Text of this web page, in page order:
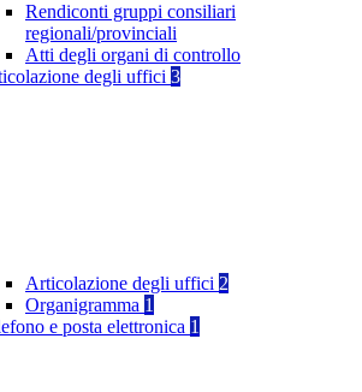
Rendiconti gruppi consiliari
regionali/provinciali
Atti degli organi di controllo
degli uffici 3
Articolazione degli uffici 2
Organigramma 1
e posta elettronica 1